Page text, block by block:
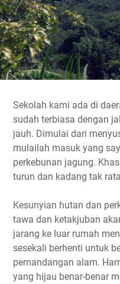
Sekolah kami ada di
sudah terbiasa dengan
jauh. Dimulai dari
mulailah masuk yang
perkebunan jagung.
turun dan kadang tak
Kesunyian hutan dan
tawa dan ketakjuban
jarang ke luar rumah
sesekali berhenti untuk
pemandangan alam.
yang hijau benar-benar